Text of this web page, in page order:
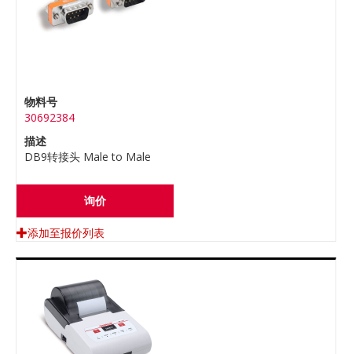
物料号
30692384
描述
DB9转接头 Male to Male
询价
添加至报价列表